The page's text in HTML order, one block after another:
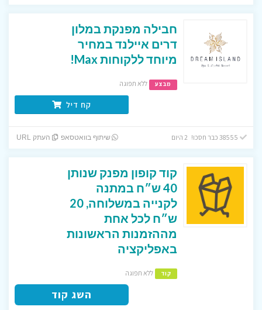
חבילה מפנקת במלון
דרים איילנד במחיר
מיוחד ללקוחות Max!
מבצע ללא תפוגה
קח דיל
שיתוף בוואטסאפ העתק URL
קוד קופון מפנק שנותן
40 ש״ח במתנה
לקנייה במשלוחה, 20
ש״ח לכל אחת
מההזמנות הראשונות
באפליקציה
קוד ללא תפוגה
השג קוד